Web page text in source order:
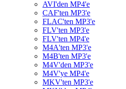
AVI'den MP4'e
CAF'ten MP3'e
FLAC'ten MP3'e
FLV'ten MP3'e
FLV'ten MP4'e
M4A'ten MP3'e
M4B'ten MP3'e
M4V'den MP3'e
M4V'ye MP4'e
MKV'ten MP3'e